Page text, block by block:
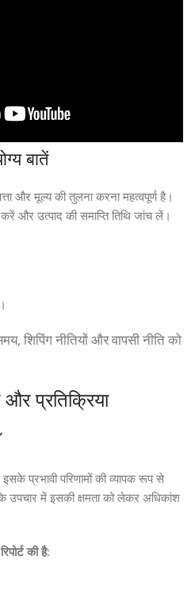
बातें
और मूल्य की तुलना करना महत्वपूर्ण है।
और उत्पाद की समाप्ति तिथि जांच लें।
शिपिंग नीतियों और वापसी नीति को
और प्रतिक्रिया
प्रभावी परिणामों की व्यापक रूप से
उपचार में इसकी क्षमता को लेकर अधिकांश
की है: